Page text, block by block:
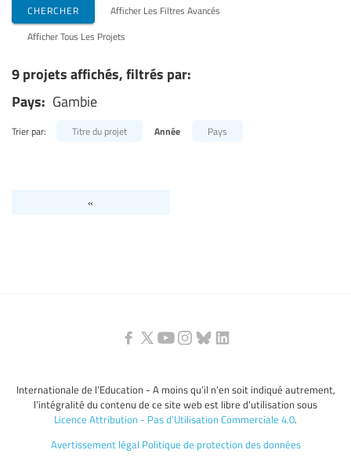
Organisations de mise en œuvre
Thèmes
CHERCHER Afficher Les Filtres Avancés
Afficher Tous Les Projets
9 projets affichés, filtrés par:
Pays: Gambie
Trier par: Titre du projet Année Pays
«
Internationale de l’Education - A moins qu’il n’en soit indiqué autrement,
l’intégralité du contenu de ce site web est libre d’utilisation sous
Licence Attribution - Pas d’Utilisation Commerciale 4.0.
Avertissement légal Politique de protection des données